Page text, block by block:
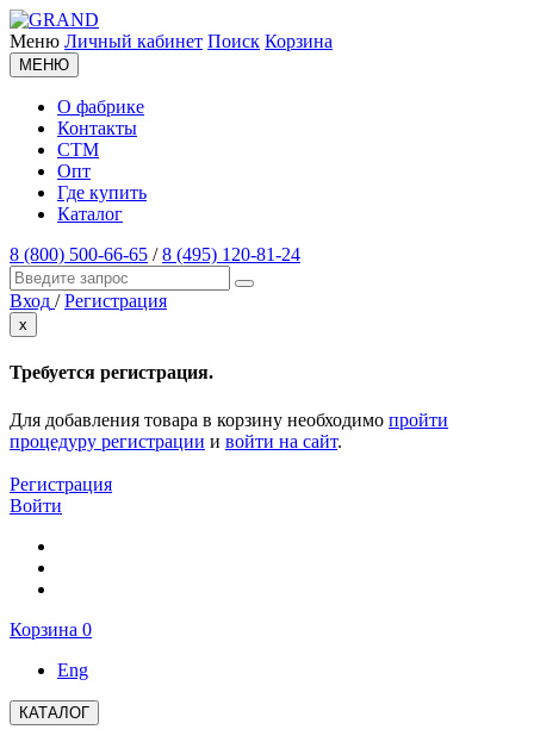
Меню Личный кабинет Поиск Корзина
МЕНЮ
О фабрике
Контакты
СТМ
Опт
Где купить
Каталог
8 (800) 500-66-65 /8 (495) 120-81-24
Вход / Регистрация
x
Требуется регистрация.
Для добавления товара в корзину необходимо пройти
процедуру регистрации и войти на сайт.
Регистрация
Войти
Корзина 0
Eng
КАТАЛОГ